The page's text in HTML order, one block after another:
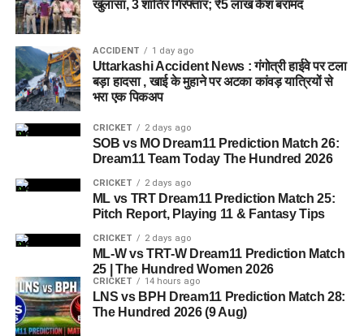
खुलासा, 3 शातिर गिरफ्तार; ₹5 लाख कैश बरामद
ACCIDENT 1 day ago
Uttarkashi Accident News : गंगोत्री हाईवे पर टला
बड़ा हादसा , खाई के मुहाने पर अटका कांवड़ यात्रियों से
भरा एक पिकअप
CRICKET 2 days ago
SOB vs MO Dream11 Prediction Match 26:
Dream11 Team Today The Hundred 2026
CRICKET 2 days ago
ML vs TRT Dream11 Prediction Match 25:
Pitch Report, Playing 11 & Fantasy Tips
CRICKET 2 days ago
ML-W vs TRT-W Dream11 Prediction Match
25 | The Hundred Women 2026
CRICKET 14 hours ago
LNS vs BPH Dream11 Prediction Match 28:
The Hundred 2026 (9 Aug)